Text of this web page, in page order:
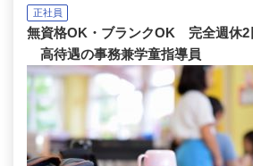
正社員
無資格OK・ブランクOK 完全週休2
高待遇の事務兼学童指導員